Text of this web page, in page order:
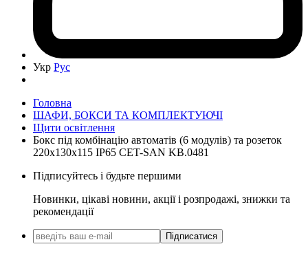
Укр Рус
Головна
ШАФИ, БОКСИ ТА КОМПЛЕКТУЮЧІ
Щити освітлення
Бокс під комбінацію автоматів (6 модулів) та розеток
220x130x115 IP65 CET-SAN KB.0481
Підписуйтесь і будьте першими
Новинки, цікаві новини, акції і розпродажі, знижки та
рекомендації
Підписатися